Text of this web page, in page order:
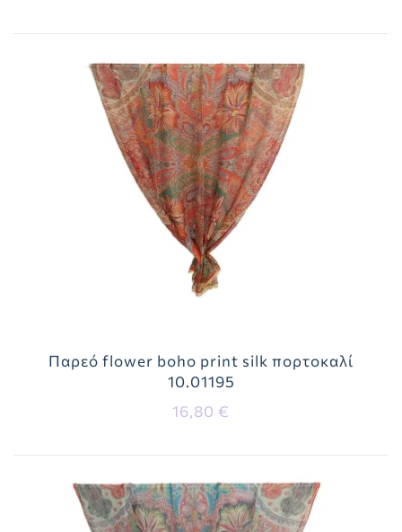
Παρεό flower boho print silk πορτοκαλί
10.01195
16,80 €